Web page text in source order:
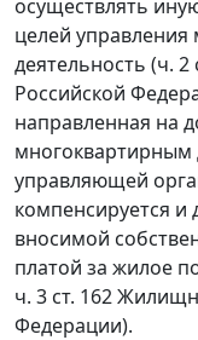
осуществлять
целей
деятельность (ч.
Российской
направленная на
многоквартирным
управляющей
компенсируется и
вносимой
платой за жилое
ч. 3 ст. 162
Федерации).